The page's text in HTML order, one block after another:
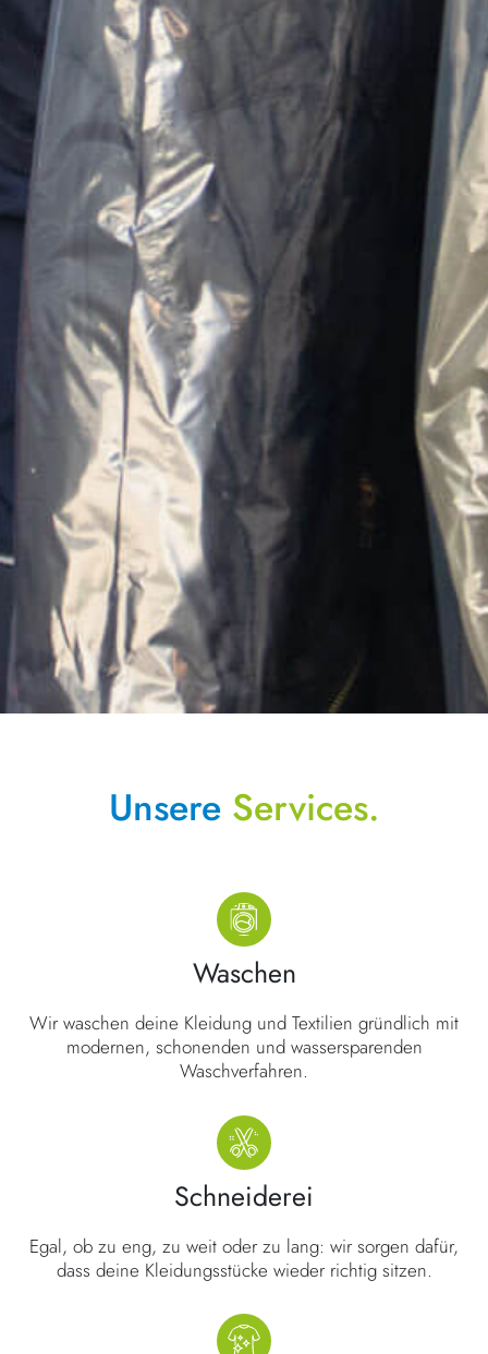
Unsere Services.
Waschen
Wir waschen deine Kleidung und Textilien gründlich mit
modernen, schonenden und wassersparenden
Waschverfahren.
Schneiderei
Egal, ob zu eng, zu weit oder zu lang: wir sorgen dafür,
dass deine Kleidungsstücke wieder richtig sitzen.